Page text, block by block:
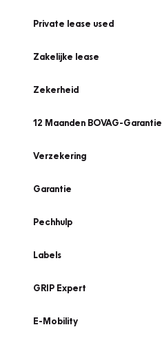
Private lease used
Zakelijke lease
Zekerheid
12 Maanden BOVAG-Garantie
Verzekering
Garantie
Pechhulp
Labels
GRIP Expert
E-Mobility